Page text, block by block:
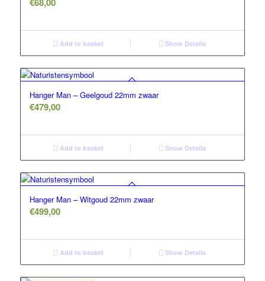
Add to basket Show Details
5.00
Hanger Man – Geelgoud 22mm zwaar
€479,00
Add to basket Show Details
Hanger Man – Witgoud 22mm zwaar
€499,00
Add to basket Show Details